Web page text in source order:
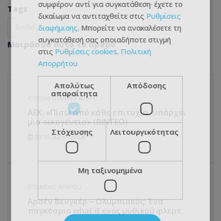
Tags
Μοιράσου αυτό το άρθρο
ΠΡΟΗΓΟΎΜΕΝΟ ΆΡΘΡΟ
ΑΕΚ: «Πίσω από κάθε επιτυχία, υπάρχει
μια οικογένεια» (ΒΙΝΤΕΟ)
20.10.2025 - 20:08
Αρσέν Βενγκέρ – Ολυμπιακός: Ένα
συμφέρον αντί για συγκατάθεση· έχετε το
δικαίωμα να αντιταχθείτε στις Ρυθμίσεις
διαφήμισης. Μπορείτε να ανακαλέσετε τη
συγκατάθεσή σας οποιαδήποτε στιγμή
στις Ρυθμίσεις cookies. Πολιτική
Απορρήτου
Απολύτως
απαραίτητα
Απόδοσης
Στόχευσης Λειτουργικότητας
Μη ταξινομημένα